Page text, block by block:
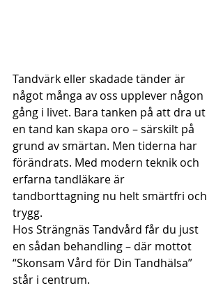
Tandvärk eller skadade tänder är
något många av oss upplever någon
gång i livet. Bara tanken på att dra ut
en tand kan skapa oro – särskilt på
grund av smärtan. Men tiderna har
förändrats. Med modern teknik och
erfarna tandläkare är
tandborttagning nu helt smärtfri och
trygg.
Hos Strängnäs Tandvård får du just
en sådan behandling – där mottot
“Skonsam Vård för Din Tandhälsa”
står i centrum.